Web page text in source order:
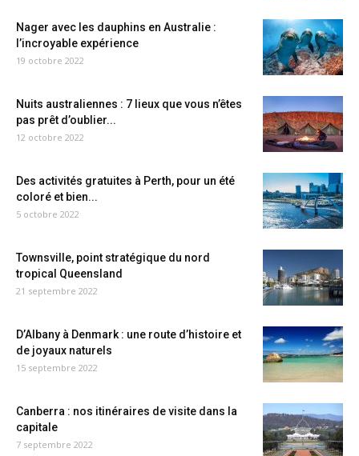
Nager avec les dauphins en Australie :
l’incroyable expérience
19 octobre 2022
Nuits australiennes : 7 lieux que vous n’êtes
pas prêt d’oublier...
12 octobre 2022
Des activités gratuites à Perth, pour un été
coloré et bien...
5 octobre 2022
Townsville, point stratégique du nord
tropical Queensland
21 septembre 2022
D’Albany à Denmark : une route d’histoire et
de joyaux naturels
15 septembre 2022
Canberra : nos itinéraires de visite dans la
capitale
7 septembre 2022